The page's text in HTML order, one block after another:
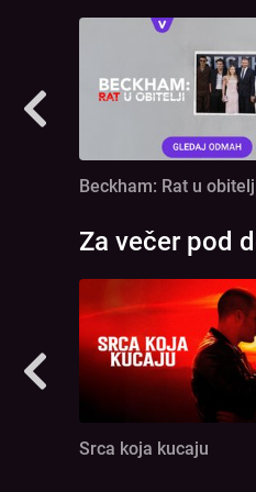
Beckham: Rat u
Za večer pod
Srca koja kucaju